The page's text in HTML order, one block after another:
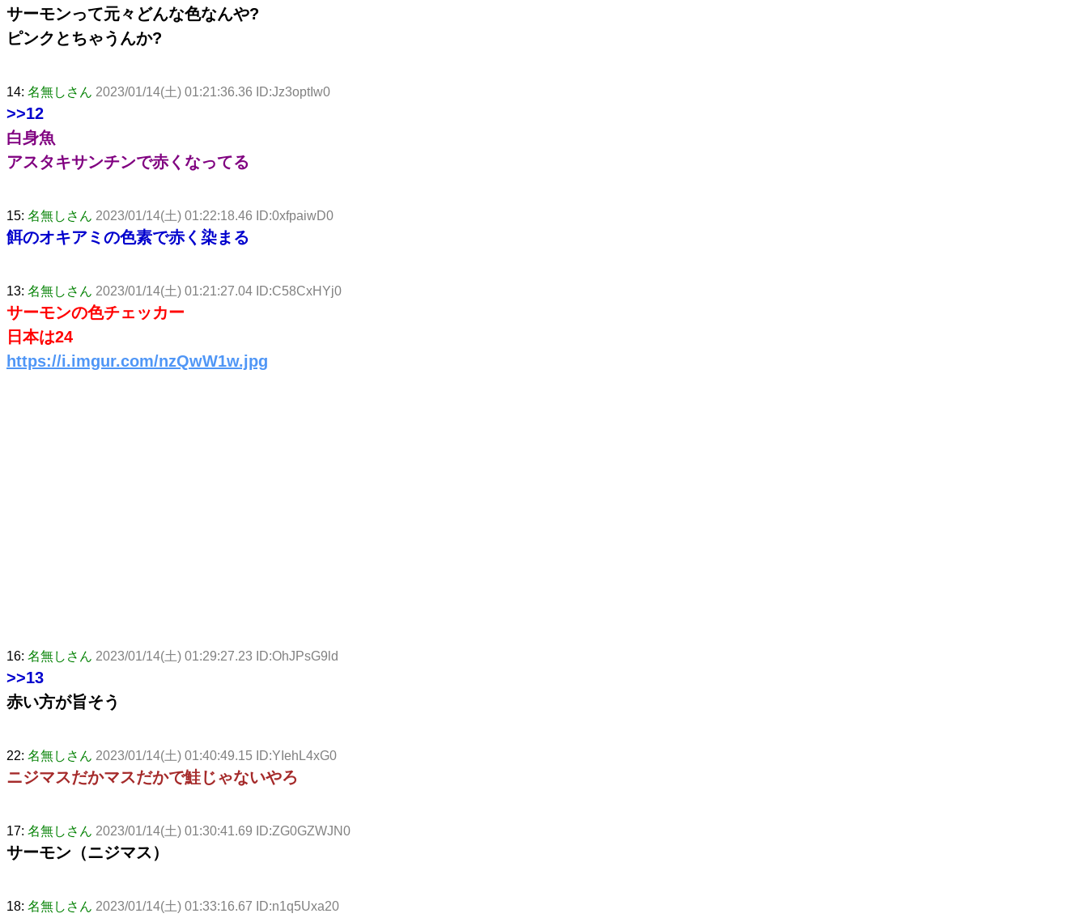
サーモンって元々どんな色なんや?
ピンクとちゃうんか?
14: 名無しさん 2023/01/14(土) 01:21:36.36 ID:Jz3optIw0
>>12
白身魚
アスタキサンチンで赤くなってる
15: 名無しさん 2023/01/14(土) 01:22:18.46 ID:0xfpaiwD0
餌のオキアミの色素で赤く染まる
13: 名無しさん 2023/01/14(土) 01:21:27.04 ID:C58CxHYj0
サーモンの色チェッカー
日本は24
https://i.imgur.com/nzQwW1w.jpg
16: 名無しさん 2023/01/14(土) 01:29:27.23 ID:OhJPsG9ld
>>13
赤い方が旨そう
22: 名無しさん 2023/01/14(土) 01:40:49.15 ID:YIehL4xG0
ニジマスだかマスだかで鮭じゃないやろ
17: 名無しさん 2023/01/14(土) 01:30:41.69 ID:ZG0GZWJN0
サーモン（ニジマス）
18: 名無しさん 2023/01/14(土) 01:33:16.67 ID:n1q5Uxa20